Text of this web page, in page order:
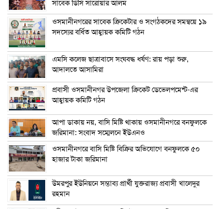
সাবেক ডিসি সারোয়ার আলম
ওসমানীনগরের সাবেক ক্রিকেটার ও সংগঠকদের সমন্বয়ে ১৯
সদস্যের বর্ধিত আহ্বায়ক কমিটি গঠন
এম‌সি কলেজ ছাত্রাবাসে সংঘবদ্ধ ধর্ষণ: রায় পড়া শুরু,
আদালতে আসামিরা
প্রবাসী ওসমানীনগর উপজেলা ক্রিকেট ডেভেলপমেন্ট-এর
আহ্বায়ক কমিটি গঠন
আপা ডাকায় নয়, বাসি মিষ্টি থাকায় ওসমানীনগরে বনফুলকে
জরিমানা: সংবাদ সম্মেলনে ইউএনও
ওসমানীনগরে বাসি মিষ্টি বিক্রির অভিযোগে বনফুলকে ৫০
হাজার টাকা জরিমানা
উমরপুর ইউনিয়নে সম্ভাব্য প্রার্থী যুক্তরাজ্য প্রবাসী খালেদুর
রহমান